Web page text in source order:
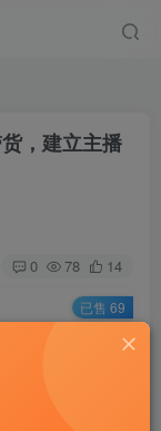
，建立主播
0 78 14
已售 69